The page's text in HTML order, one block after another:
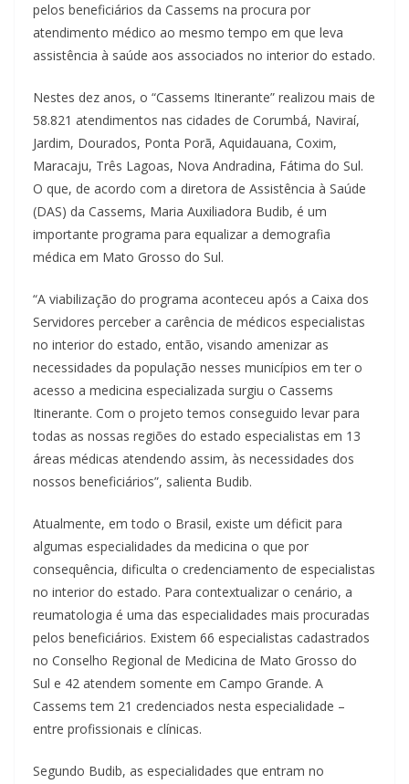
pelos beneficiários da Cassems na procura por
atendimento médico ao mesmo tempo em que leva
assistência à saúde aos associados no interior do estado.
Nestes dez anos, o “Cassems Itinerante” realizou mais de
58.821 atendimentos nas cidades de Corumbá, Naviraí,
Jardim, Dourados, Ponta Porã, Aquidauana, Coxim,
Maracaju, Três Lagoas, Nova Andradina, Fátima do Sul.
O que, de acordo com a diretora de Assistência à Saúde
(DAS) da Cassems, Maria Auxiliadora Budib, é um
importante programa para equalizar a demografia
médica em Mato Grosso do Sul.
“A viabilização do programa aconteceu após a Caixa dos
Servidores perceber a carência de médicos especialistas
no interior do estado, então, visando amenizar as
necessidades da população nesses municípios em ter o
acesso a medicina especializada surgiu o Cassems
Itinerante. Com o projeto temos conseguido levar para
todas as nossas regiões do estado especialistas em 13
áreas médicas atendendo assim, às necessidades dos
nossos beneficiários”, salienta Budib.
Atualmente, em todo o Brasil, existe um déficit para
algumas especialidades da medicina o que por
consequência, dificulta o credenciamento de especialistas
no interior do estado. Para contextualizar o cenário, a
reumatologia é uma das especialidades mais procuradas
pelos beneficiários. Existem 66 especialistas cadastrados
no Conselho Regional de Medicina de Mato Grosso do
Sul e 42 atendem somente em Campo Grande. A
Cassems tem 21 credenciados nesta especialidade –
entre profissionais e clínicas.
Segundo Budib, as especialidades que entram no